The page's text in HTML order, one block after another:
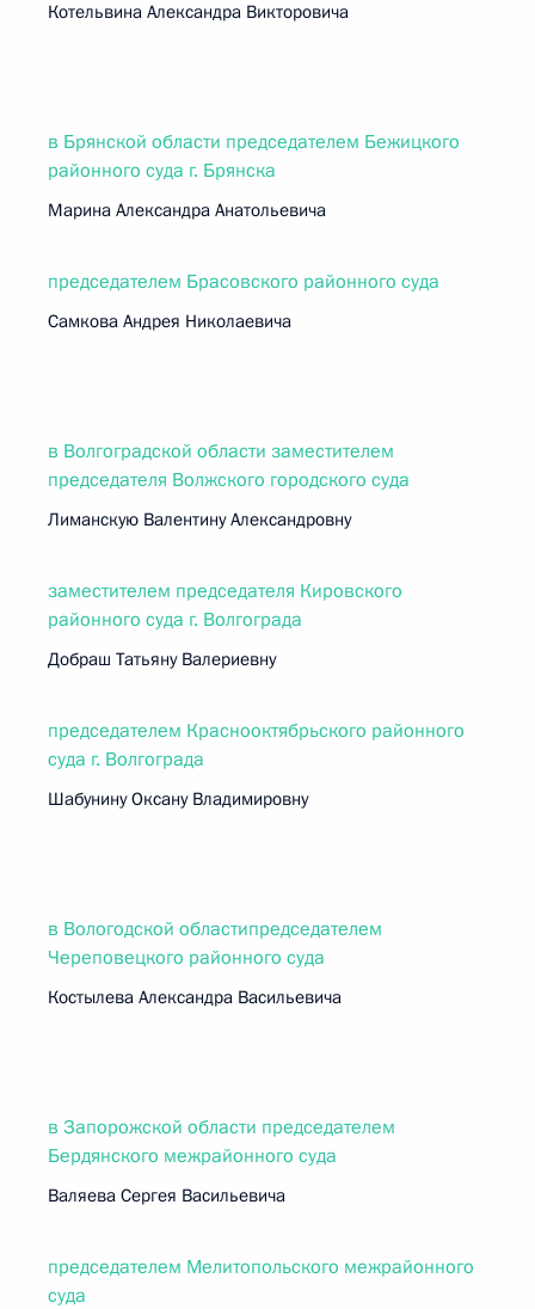
Котельвина Александра Викторовича
в Брянской области председателем Бежицкого
районного суда г. Брянска
Марина Александра Анатольевича
председателем Брасовского районного суда
Самкова Андрея Николаевича
в Волгоградской области заместителем
председателя Волжского городского суда
Лиманскую Валентину Александровну
заместителем председателя Кировского
районного суда г. Волгограда
Добраш Татьяну Валериевну
председателем Краснооктябрьского районного
суда г. Волгограда
Шабунину Оксану Владимировну
в Вологодской областипредседателем
Череповецкого районного суда
Костылева Александра Васильевича
в Запорожской области председателем
Бердянского межрайонного суда
Валяева Сергея Васильевича
председателем Мелитопольского межрайонного
суда